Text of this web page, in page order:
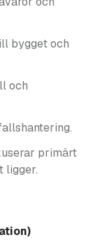
bygget och
och
primärt
ligger.